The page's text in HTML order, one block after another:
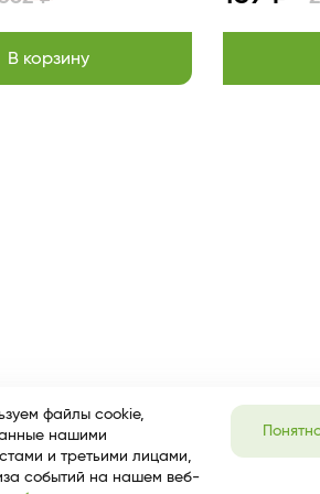
В корзину
файлы cookie,
нашими
и третьими лицами,
событий на нашем веб-